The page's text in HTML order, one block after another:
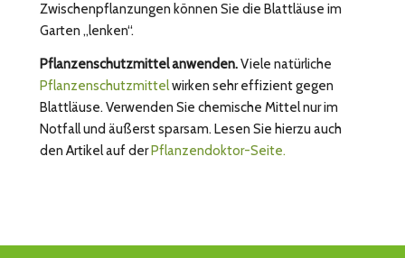
Zwischenpflanzungen können Sie die Blattläuse im
Garten „lenken“.
Pflanzenschutzmittel anwenden.Viele natürliche
Pflanzenschutzmittelwirken sehr effizient gegen
Blattläuse. Verwenden Sie chemische Mittel nur im
Notfall und äußerst sparsam. Lesen Sie hierzu auch
den Artikel auf derPflanzendoktor-Seite.